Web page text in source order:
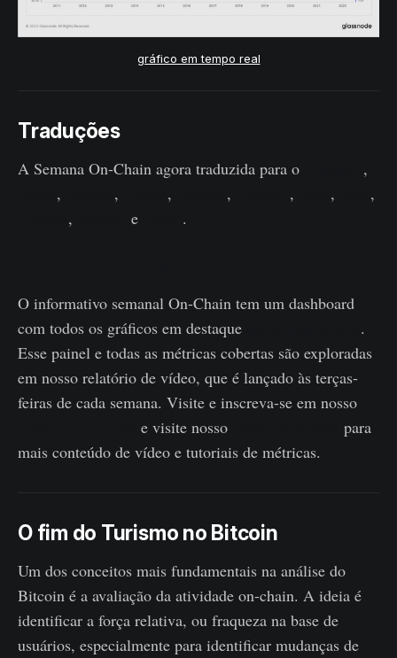
gráfico em tempo real
Traduções
A Semana On-Chain agora traduzida para o
,
, , , , , ,
,
, e .
O informativo semanal On-Chain tem um dashboard
com todos os gráficos em destaque
.
Esse painel e todas as métricas cobertas são exploradas
em nosso relatório de vídeo, que é lançado às terças-
feiras de cada semana. Visite e inscreva-se em nosso
e visite nosso
para
mais conteúdo de vídeo e tutoriais de métricas.
O fim do Turismo no Bitcoin
Um dos conceitos mais fundamentais na análise do
Bitcoin é a avaliação da atividade on-chain. A ideia é
identificar a força relativa, ou fraqueza na base de
usuários, especialmente para identificar mudanças de